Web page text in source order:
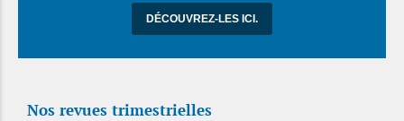
DÉCOUVREZ-LES ICI.
Nos revues trimestrielles